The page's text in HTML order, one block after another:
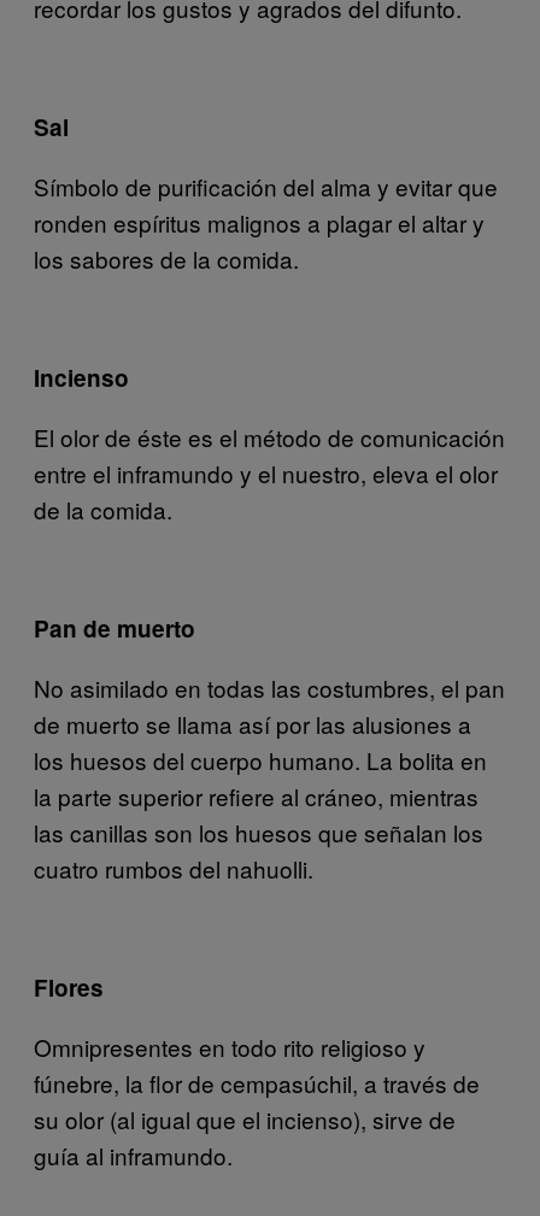
recordar los gustos y agrados del difunto.
Sal
Símbolo de purificación del alma y evitar que
ronden espíritus malignos a plagar el altar y
los sabores de la comida.
Incienso
El olor de éste es el método de comunicación
entre el inframundo y el nuestro, eleva el olor
de la comida.
Pan de muerto
No asimilado en todas las costumbres, el pan
de muerto se llama así por las alusiones a
los huesos del cuerpo humano. La bolita en
la parte superior refiere al cráneo, mientras
las canillas son los huesos que señalan los
cuatro rumbos del nahuolli.
Flores
Omnipresentes en todo rito religioso y
fúnebre, la flor de cempasúchil, a través de
su olor (al igual que el incienso), sirve de
guía al inframundo.